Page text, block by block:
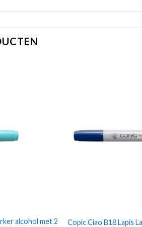
alcohol met 2
Copic Ciao B18 Lapis